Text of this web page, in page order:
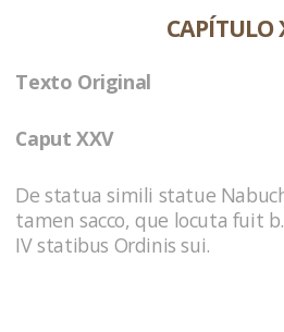
CAPÍTULO
Texto Original
Caput XXV
De statua simili statue
tamen sacco, que locuta fuit
IV statibus Ordinis sui.